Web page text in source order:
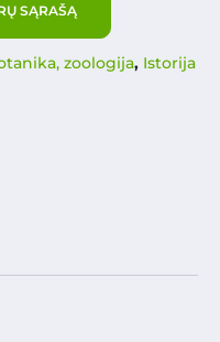
SĄRAŠĄ
zoologija, Istorija